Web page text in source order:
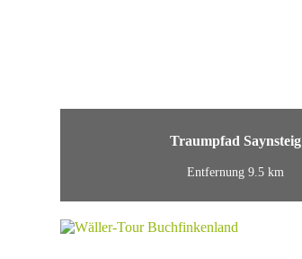
Traumpfad Saynsteig
Entfernung 9.5 km